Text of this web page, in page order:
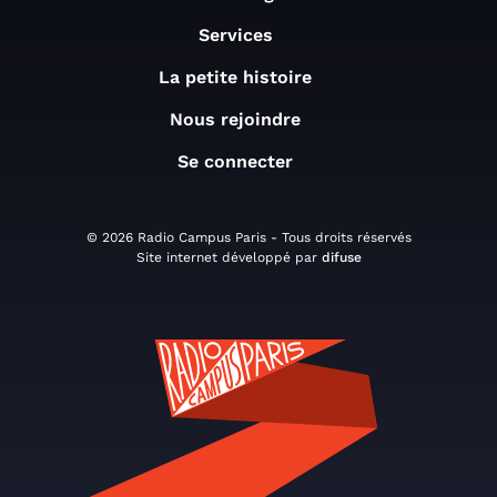
Services
La petite histoire
Nous rejoindre
Se connecter
© 2026 Radio Campus Paris - Tous droits réservés
Site internet développé par difuse